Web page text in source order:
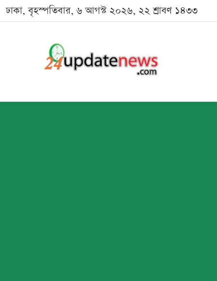
ঢাকা, বৃহস্পতিবার, ৬ আগস্ট ২০২৬, ২২ শ্রাবণ ১৪৩৩